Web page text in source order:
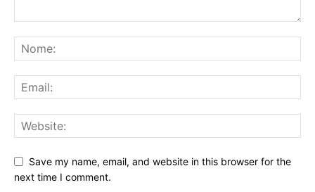
Save my name, email, and website in this browser for the
next time I comment.